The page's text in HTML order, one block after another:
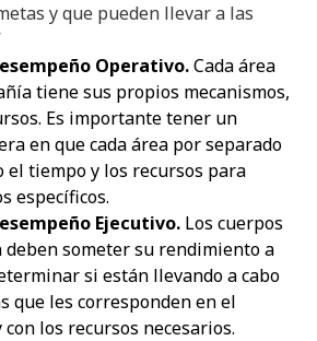
y que pueden llevar a las
Operativo.Cada área
tiene sus propios mecanismos,
Es importante tener un
en que cada área por separado
el tiempo y los recursos para
específicos.
Ejecutivo. Los cuerpos
someter su rendimiento a
si están llevando a cabo
que les corresponden en el
los recursos necesarios.